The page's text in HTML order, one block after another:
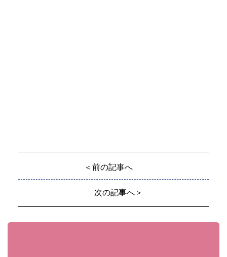
＜前の記事へ
次の記事へ＞